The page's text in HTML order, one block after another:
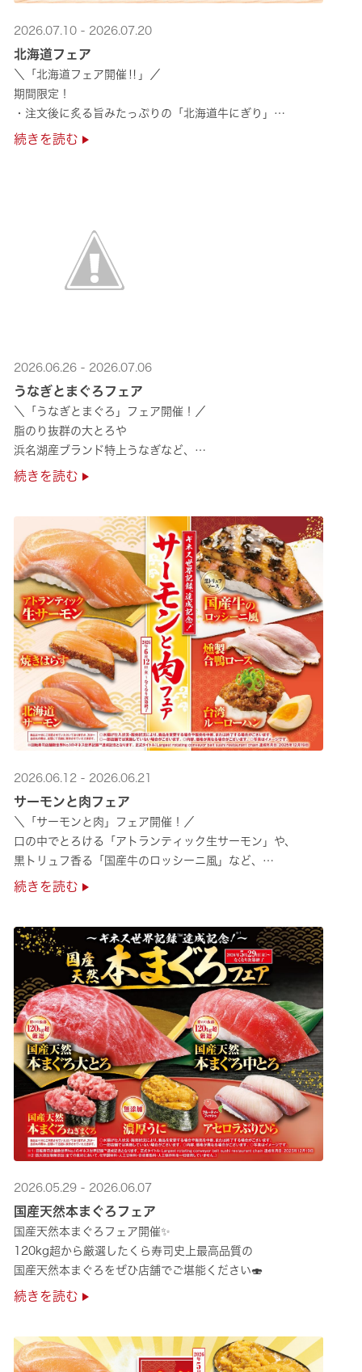
2026.07.10 - 2026.07.20
北海道フェア
＼「北海道フェア開催‼」／
期間限定！
・注文後に炙る旨みたっぷりの「北海道牛にぎり」
・濃厚な甘みの「北海道ほたて」
続きを読む
2026.06.26 - 2026.07.06
うなぎとまぐろフェア
＼「うなぎとまぐろ」フェア開催！／
脂のり抜群の大とろや
浜名湖産ブランド特上うなぎなど、
夏のスタミナ補給にぴったりのメニューが勢揃い✨
続きを読む
2026.06.12 - 2026.06.21
サーモンと肉フェア
＼「サーモンと肉」フェア開催！／
口の中でとろける「アトランティック生サーモン」や、
黒トリュフ香る「国産牛のロッシーニ風」など、
圧倒的な贅沢感をぜひ店舗でご堪能ください🍣
続きを読む
2026.05.29 - 2026.06.07
国産天然本まぐろフェア
国産天然本まぐろフェア開催✨
120kg超から厳選したくら寿司史上最高品質の
国産天然本まぐろをぜひ店舗でご堪能ください🍣
続きを読む